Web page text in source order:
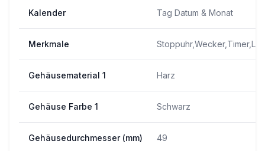
Kalender Tag Datum & Monat
Merkmale
Gehäusematerial 1 Harz
Gehäuse Farbe 1 Schwarz
Gehäusedurchmesser (mm) 49